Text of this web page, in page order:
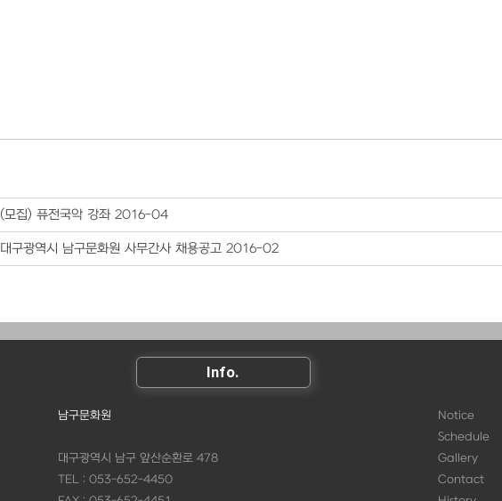
(모집) 퓨전국악 강좌 2016-04
대구광역시 남구문화원 사무간사 채용공고 2016-02
Info.
남구문화원
대구광역시 남구 앞산순환로 478
TEL : 053-652-4450
Notice
Schedule
Gallery
Contact